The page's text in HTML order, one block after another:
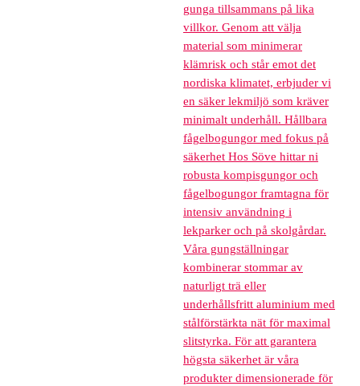
gunga tillsammans på lika
villkor. Genom att välja
material som minimerar
klämrisk och står emot det
nordiska klimatet, erbjuder vi
en säker lekmiljö som kräver
minimalt underhåll. Hållbara
fågelbogungor med fokus på
säkerhet Hos Söve hittar ni
robusta kompisgungor och
fågelbogungor framtagna för
intensiv användning i
lekparker och på skolgårdar.
Våra gungställningar
kombinerar stommar av
naturligt trä eller
underhållsfritt aluminium med
stålförstärkta nät för maximal
slitstyrka. För att garantera
högsta säkerhet är våra
produkter dimensionerade för